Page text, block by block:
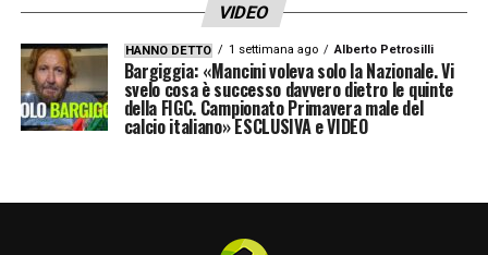
VIDEO
HANNO DETTO 1 settimana ago Alberto Petrosilli
Bargiggia: «Mancini voleva solo la Nazionale. Vi
svelo cosa è successo davvero dietro le quinte
della FIGC. Campionato Primavera male del
calcio italiano» ESCLUSIVA e VIDEO